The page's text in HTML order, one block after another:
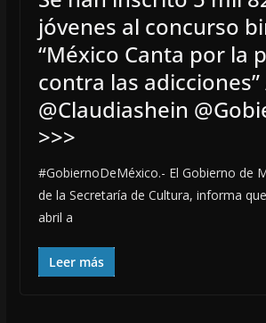
jóvenes al concurso
“México Canta por la
contra las adicciones”
@Claudiashein
>>>
#GobiernoDeMéxico.- El Gobierno de
de la Secretaría de Cultura, informa
abril a
Leer más